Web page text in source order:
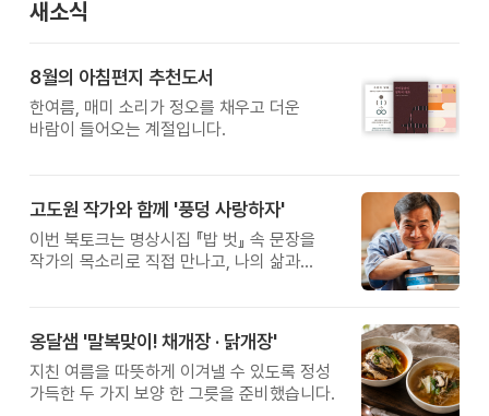
새소식
8월의 아침편지 추천도서
한여름, 매미 소리가 정오를 채우고 더운
바람이 들어오는 계절입니다.
고도원 작가와 함께 '풍덩 사랑하자'
이번 북토크는 명상시집 『밥 벗』 속 문장을
작가의 목소리로 직접 만나고, 나의 삶과
옹달샘 '말복맞이! 채개장 · 닭개장'
지친 여름을 따뜻하게 이겨낼 수 있도록 정성
가득한 두 가지 보양 한 그릇을 준비했습니다.